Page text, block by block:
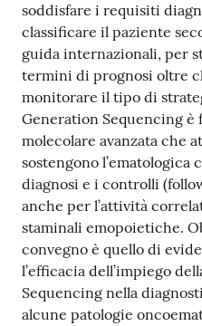
soddisfare i requisiti
classificare il paziente
guida internazionali, per
termini di prognosi oltre
monitorare il tipo di
Generation Sequencing
molecolare avanzata che
sostengono l’ematologica
diagnosi e i controlli
anche per l’attività
staminali emopoietiche.
convegno è quello di
l’efficacia dell’impiego
Sequencing nella
alcune patologie